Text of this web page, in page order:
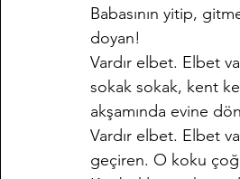
Babasının yitip,
doyan!
Vardır elbet. Elbet
sokak sokak, kent
akşamında evine
Vardır elbet. Elbet
geçiren. O koku